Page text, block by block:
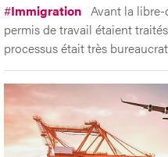
#Immigration Avant la
permis de travail étaient
processus était très